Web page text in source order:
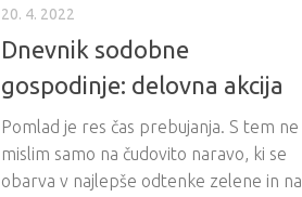
20. 4. 2022
Dnevnik sodobne
gospodinje: delovna akcija
Pomlad je res čas prebujanja. S tem ne
mislim samo na čudovito naravo, ki se
obarva v najlepše odtenke zelene in na